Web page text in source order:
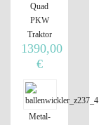
Quad
PKW
Traktor
1390,00
€
Metal-